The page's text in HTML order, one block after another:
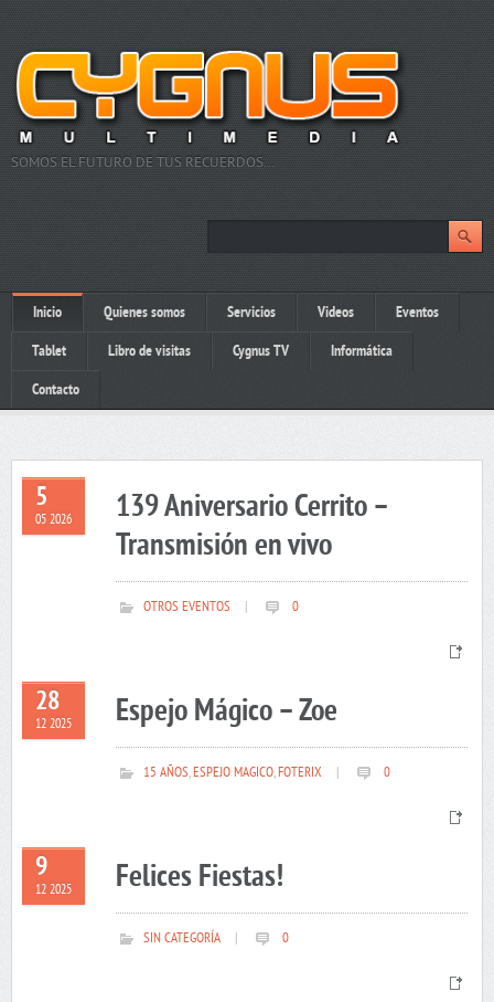
SOMOS EL FUTURO DE TUS RECUERDOS…
Inicio Quienes somos Servicios Videos Eventos
Tablet Libro de visitas Cygnus TV Informática
Contacto
5
05 2026
139 Aniversario Cerrito –
Transmisión en vivo
OTROS EVENTOS 0
28
12 2025 Espejo Mágico – Zoe
15 AÑOS,ESPEJO MAGICO,FOTERIX 0
9
12 2025 Felices Fiestas!
SIN CATEGORÍA 0